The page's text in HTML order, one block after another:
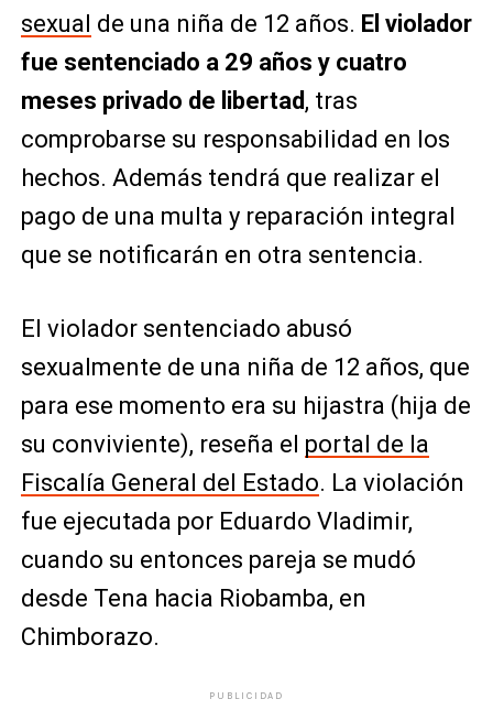
sexual de una niña de 12 años. El violador
fue sentenciado a 29 años y cuatro
meses privado de libertad, tras
comprobarse su responsabilidad en los
hechos. Además tendrá que realizar el
pago de una multa y reparación integral
que se notificarán en otra sentencia.
El violador sentenciado abusó
sexualmente de una niña de 12 años, que
para ese momento era su hijastra (hija de
su conviviente), reseña el portal de la
Fiscalía General del Estado. La violación
fue ejecutada por Eduardo Vladimir,
cuando su entonces pareja se mudó
desde Tena hacia Riobamba, en
Chimborazo.
PUBLICIDAD